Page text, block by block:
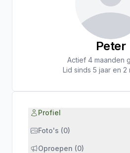
Peter
Actief 4 maanden
Lid sinds 5 jaar en 2
Profiel
Foto's (0)
Oproepen (0)